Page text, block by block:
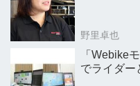
野里卓也
「Webike
でライダー